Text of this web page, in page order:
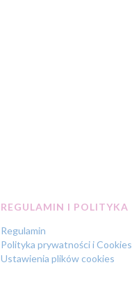
REGULAMIN I POLITYKA
Regulamin
Polityka prywatności i Cookies
Ustawienia plików cookies